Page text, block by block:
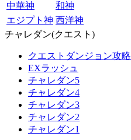
中華神
和神
エジプト神 西洋神
チャレダン(クエスト)
クエストダンジョン攻略
EXラッシュ
チャレダン5
チャレダン4
チャレダン3
チャレダン2
チャレダン1